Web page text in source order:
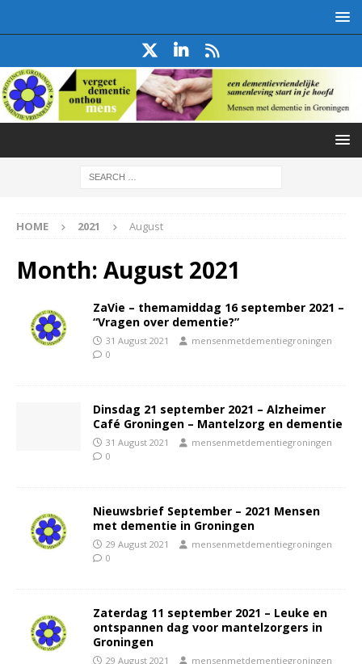
HOME 2021 August
Month: August 2021
ZaVie – themamiddag 16 september 2021 –
“Vragen over dementie?”
31 August 2021
mensenmetdementiegroningen
0
Dinsdag 21 september 2021 – Alzheimer
Café Groningen – Mantelzorg en dementie
31 August 2021
mensenmetdementiegroningen
0
Nieuwsbrief September – 2021 Mensen
met dementie in Groningen
29 August 2021
mensenmetdementiegroningen
0
Zaterdag 11 september 2021 – Leuke en
ontspannen dag voor mantelzorgers in
Groningen
29 August 2021
mensenmetdementiegroningen